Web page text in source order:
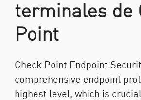
terminales de
Point
Check Point Endpoint
comprehensive endpoint
highest level, which is